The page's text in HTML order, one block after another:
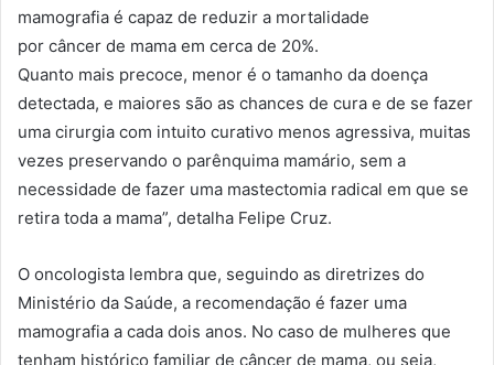
mamografia é capaz de reduzir a mortalidade
por câncer de mama em cerca de 20%.
Quanto mais precoce, menor é o tamanho da doença
detectada, e maiores são as chances de cura e de se fazer
uma cirurgia com intuito curativo menos agressiva, muitas
vezes preservando o parênquima mamário, sem a
necessidade de fazer uma mastectomia radical em que se
retira toda a mama”, detalha Felipe Cruz.
O oncologista lembra que, seguindo as diretrizes do
Ministério da Saúde, a recomendação é fazer uma
mamografia a cada dois anos. No caso de mulheres que
tenham histórico familiar de câncer de mama, ou seja,